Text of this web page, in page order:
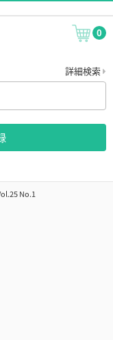
0
詳細検索
No.1